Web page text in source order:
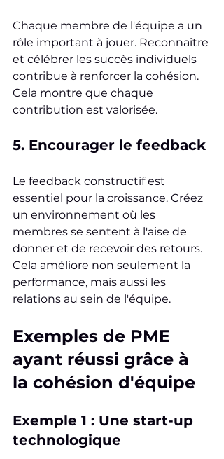
Chaque membre de l'équipe a un
rôle important à jouer. Reconnaître
et célébrer les succès individuels
contribue à renforcer la cohésion.
Cela montre que chaque
contribution est valorisée.
5. Encourager le feedback
Le feedback constructif est
essentiel pour la croissance. Créez
un environnement où les
membres se sentent à l'aise de
donner et de recevoir des retours.
Cela améliore non seulement la
performance, mais aussi les
relations au sein de l'équipe.
Exemples de PME
ayant réussi grâce à
la cohésion d'équipe
Exemple 1 : Une start-up
technologique